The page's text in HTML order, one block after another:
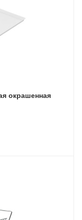
окрашенная